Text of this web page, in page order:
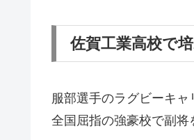
佐賀工業高校で
服部選手のラグビーキャ
全国屈指の強豪校で副将